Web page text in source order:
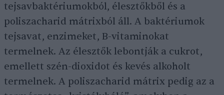
tejsavbaktériumokból, élesztőkből és a
poliszacharid mátrixból áll. A baktériumok
tejsavat, enzimeket, B-vitaminokat
termelnek. Az élesztők lebontják a cukrot,
emellett szén-dioxidot és kevés alkoholt
termelnek. A poliszacharid mátrix pedig az a